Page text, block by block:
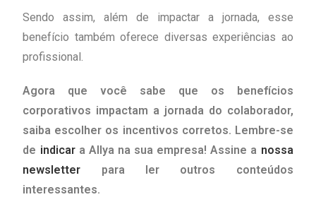
Sendo assim, além de impactar a jornada, esse
benefício também oferece diversas experiências ao
profissional.
Agora que você sabe que os benefícios
corporativos impactam a jornada do colaborador,
saiba escolher os incentivos corretos. Lembre-se
de indicara Allya na sua empresa! Assine a nossa
newsletter para ler outros conteúdos
interessantes.